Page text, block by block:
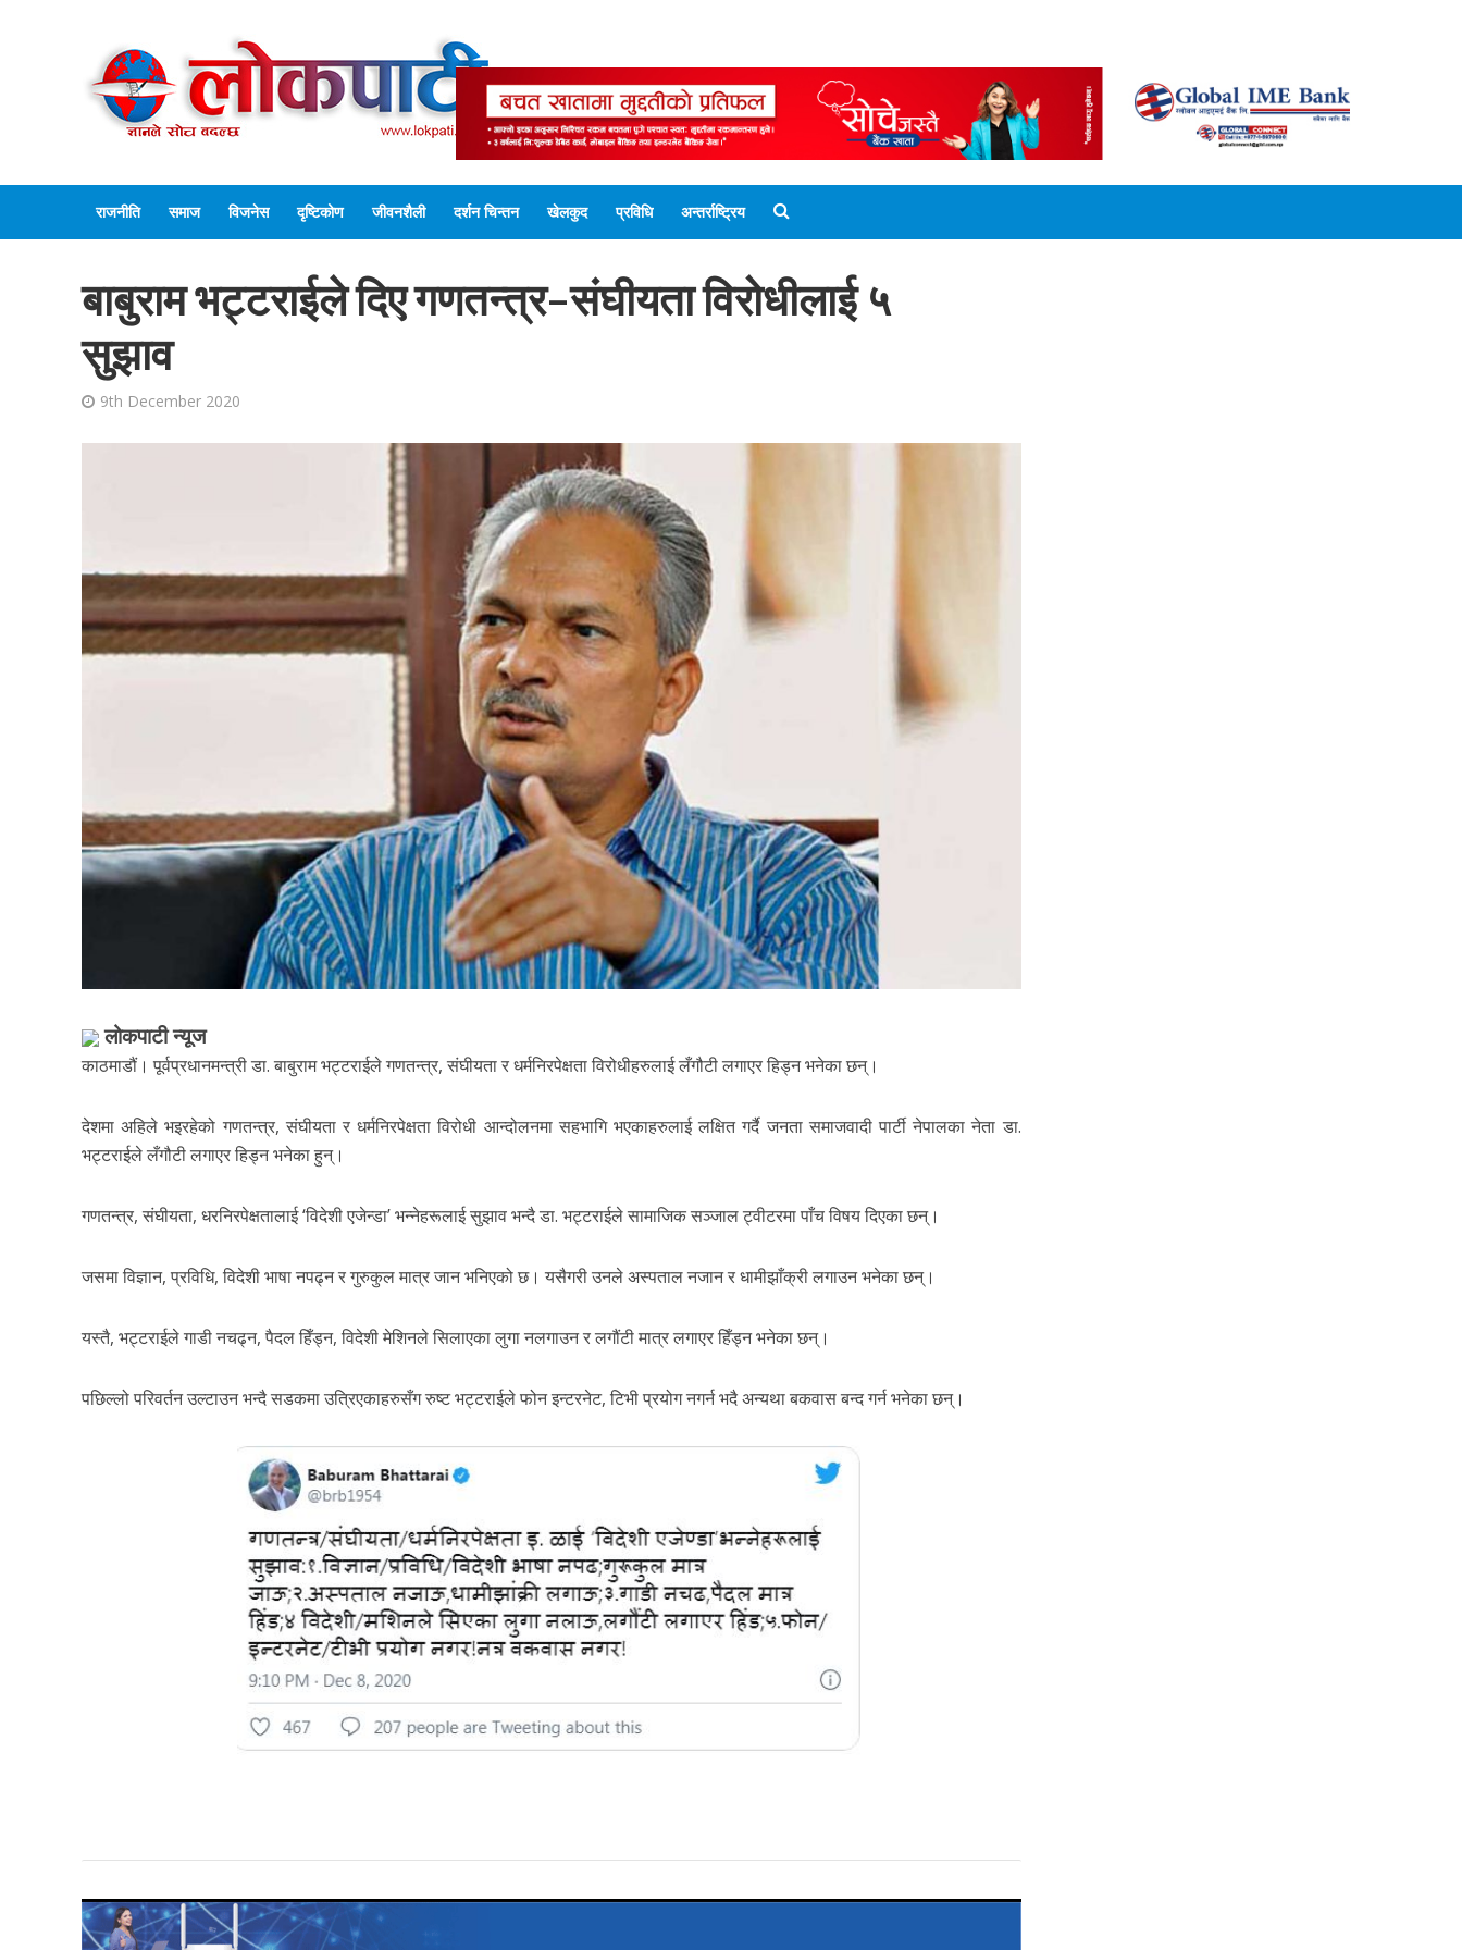
राजनीति समाज विजनेस दृष्टिकोण जीवनशैली दर्शन चिन्तन खेलकुद प्रविधि अन्तर्राष्ट्रिय
बाबुराम भट्टराईले दिए गणतन्त्र–संघीयता विरोधीलाई ५
सुझाव
9th December 2020
लोकपाटी न्यूज
काठमाडौं। पूर्वप्रधानमन्त्री डा. बाबुराम भट्टराईले गणतन्त्र, संघीयता र धर्मनिरपेक्षता विरोधीहरुलाई लँगौटी लगाएर हिड्न भनेका छन्।
देशमा अहिले भइरहेको गणतन्त्र, संघीयता र धर्मनिरपेक्षता विरोधी आन्दोलनमा सहभागि भएकाहरुलाई लक्षित गर्दै जनता समाजवादी पार्टी नेपालका नेता डा.
भट्टराईले लँगौटी लगाएर हिड्न भनेका हुन्।
गणतन्त्र, संघीयता, धरनिरपेक्षतालाई ‘विदेशी एजेन्डा’ भन्नेहरूलाई सुझाव भन्दै डा. भट्टराईले सामाजिक सञ्जाल ट्वीटरमा पाँच विषय दिएका छन्।
जसमा विज्ञान, प्रविधि, विदेशी भाषा नपढ्न र गुरुकुल मात्र जान भनिएको छ। यसैगरी उनले अस्पताल नजान र धामीझाँक्री लगाउन भनेका छन्।
यस्तै, भट्टराईले गाडी नचढ्न, पैदल हिँड्न, विदेशी मेशिनले सिलाएका लुगा नलगाउन र लगौंटी मात्र लगाएर हिँड्न भनेका छन्।
पछिल्लो परिवर्तन उल्टाउन भन्दै सडकमा उत्रिएकाहरुसँग रुष्ट भट्टराईले फोन इन्टरनेट, टिभी प्रयोग नगर्न भदै अन्यथा बकवास बन्द गर्न भनेका छन्।